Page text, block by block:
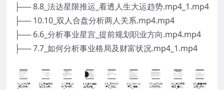
├── 8.8_法达星限推运_看透人生大运趋势.mp4_1.mp4
├── 10.10_双人合盘分析两人关系.mp4.mp4
├── 6.6_分析事业星宫_提前规划职业方向.mp4.mp4
├── 7.7_如何分析事业格局及财富状况.mp4_1.mp4